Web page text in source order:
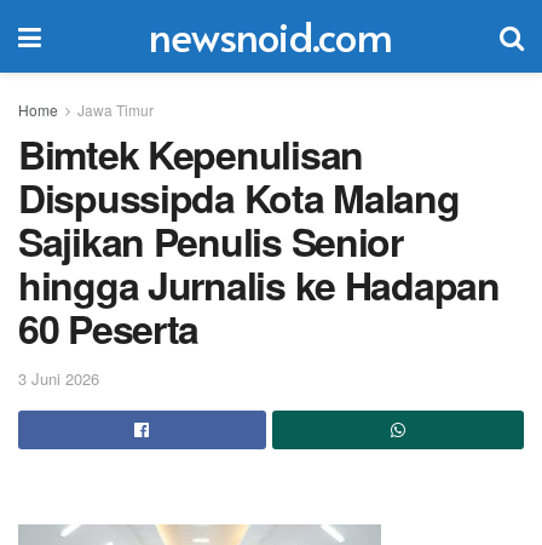
newsnoid.com
Home Jawa Timur
Bimtek Kepenulisan
Dispussipda Kota Malang
Sajikan Penulis Senior
hingga Jurnalis ke Hadapan
60 Peserta
3 Juni 2026